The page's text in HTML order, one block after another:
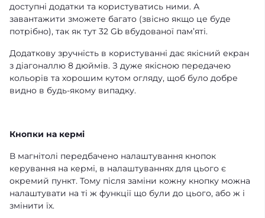
доступні додатки та користуватись ними. А
завантажити зможете багато (звісно якщо це буде
потрібно), так як тут 32 Gb вбудованої памʼяті.
Додаткову зручність в користуванні дає якісний екран
з діагоналлю 8 дюймів. З дуже якісною передачею
кольорів та хорошим кутом огляду, щоб було добре
видно в будь-якому випадку.
Кнопки на кермі
В магнітолі передбачено налаштування кнопок
керування на кермі, в налаштуваннях для цього є
окремий пункт. Тому після заміни кожну кнопку можна
налаштувати на ті ж функції що були до цього, або ж і
змінити їх.